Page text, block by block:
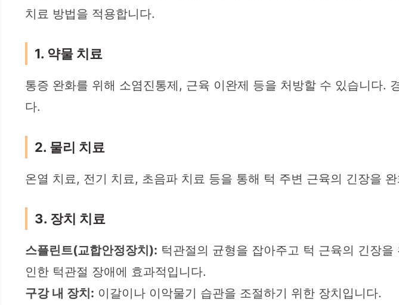
치료 방법을 적용합니다.
1. 약물 치료
통증 완화를 위해 소염진통제, 근육 이완제 등을 처방할 수 있습니다.
다.
2. 물리 치료
온열 치료, 전기 치료, 초음파 치료 등을 통해 턱 주변 근육의 긴장을
3. 장치 치료
스플린트(교합안정장치): 턱관절의 균형을 잡아주고 턱 근육의 긴장
인한 턱관절 장애에 효과적입니다.
구강 내 장치: 이갈이나 이악물기 습관을 조절하기 위한 장치입니다.